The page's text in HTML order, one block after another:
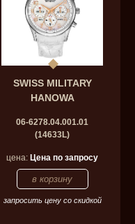
SWISS MILITARY
HANOWA
06-6278.04.001.01
(14633L)
цена:Цена по запросу
запросить цену со скидкой